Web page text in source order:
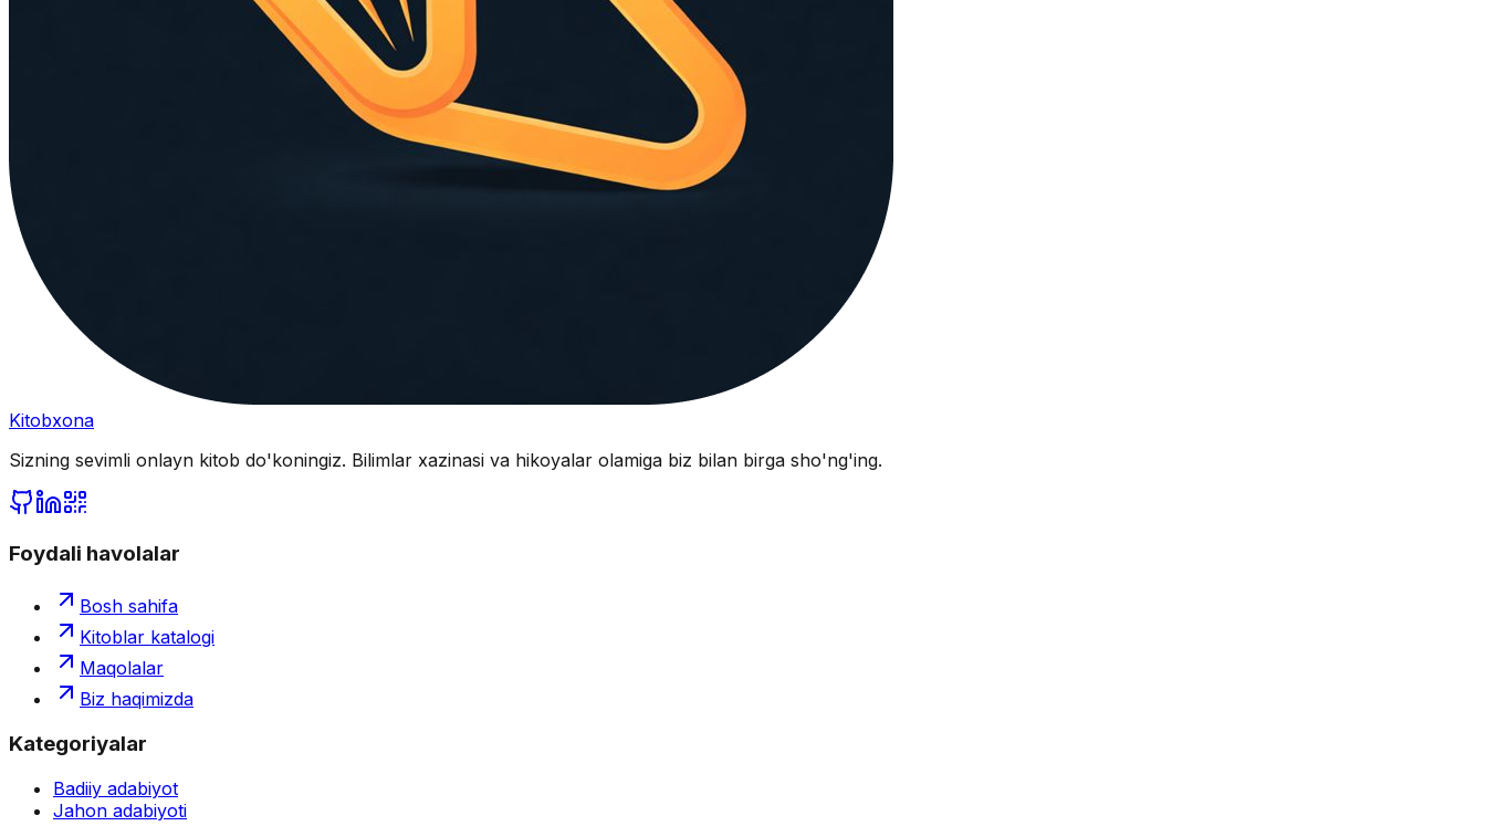
Kitobxona
Sizning sevimli onlayn kitob do'koningiz. Bilimlar xazinasi va hikoyalar olamiga biz bilan birga sho'ng'ing.
Foydali havolalar
Bosh sahifa
Kitoblar katalogi
Maqolalar
Biz haqimizda
Kategoriyalar
Badiiy adabiyot
Jahon adabiyoti